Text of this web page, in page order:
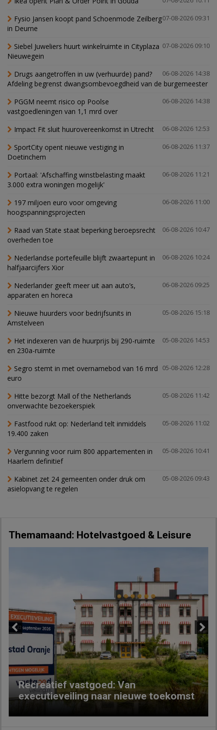
07-08-2026 09:31
Fysio Jansen koopt pand Schoenmode Zeilberg
in Deurne
07-08-2026 09:10
Siebel Juweliers huurt winkelruimte in Cityplaza
Nieuwegein
06-08-2026 14:38
Drugs aangetroffen in uw (verhuurde) pand?
Afdeling begrenst dwangsombevoegdheid van de burgemeester
06-08-2026 14:38
PGGM neemt risico op Poolse
vastgoedleningen van 1,1 mrd over
06-08-2026 12:53
Impact Fit sluit huurovereenkomst in Utrecht
06-08-2026 11:37
SportCity opent nieuwe vestiging in
Doetinchem
06-08-2026 11:21
Portaal: 'Afschaffing winstbelasting maakt
3.000 extra woningen mogelijk'
06-08-2026 11:00
197 miljoen euro voor omgeving
hoogspanningsprojecten
06-08-2026 10:47
Raad van State staat beperking beroepsrecht
overheden toe
06-08-2026 10:24
Nederlandse portefeuille blijft zwaartepunt in
halfjaarcijfers Xior
06-08-2026 09:25
Nederlander geeft meer uit aan auto’s,
apparaten en horeca
05-08-2026 15:18
Nieuwe huurders voor bedrijfsunits in
Amstelveen
05-08-2026 14:53
Het indexeren van de huurprijs bij 290-ruimte
en 230a-ruimte
05-08-2026 12:28
Segro stemt in met overnamebod van 16 mrd
euro
05-08-2026 11:42
Hitte bezorgt Mall of the Netherlands
onverwachte bezoekerspiek
05-08-2026 11:02
Fastfood rukt op: Nederland telt inmiddels
19.400 zaken
05-08-2026 10:41
Vergunning voor ruim 800 appartementen in
Haarlem definitief
05-08-2026 09:43
Kabinet zet 24 gemeenten onder druk om
asielopvang te regelen
Themamaand: Hotelvastgoed & Leisure
Recreatief vastgoed: Van
executieveiling naar nieuwe toekomst
Next